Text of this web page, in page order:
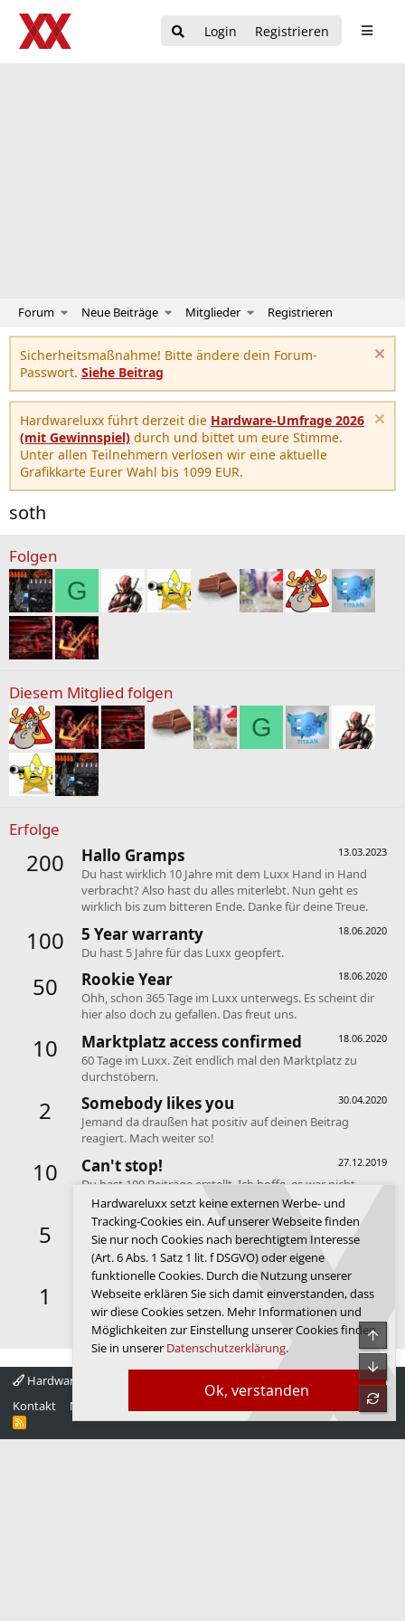
Login Registrieren
Forum Neue Beiträge Mitglieder Registrieren
Sicherheitsmaßnahme! Bitte ändere dein Forum-
Passwort. Siehe Beitrag
Hardwareluxx führt derzeit die Hardware-Umfrage 2026
(mit Gewinnspiel) durch und bittet um eure Stimme.
Unter allen Teilnehmern verlosen wir eine aktuelle
Grafikkarte Eurer Wahl bis 1099 EUR.
soth
Folgen
G
Diesem Mitglied folgen
G
Erfolge
200 13.03.2023
Hallo Gramps
Du hast wirklich 10 Jahre mit dem Luxx Hand in Hand
verbracht? Also hast du alles miterlebt. Nun geht es
wirklich bis zum bitteren Ende. Danke für deine Treue.
100 18.06.2020
5 Year warranty
Du hast 5 Jahre für das Luxx geopfert.
50 18.06.2020
Rookie Year
Ohh, schon 365 Tage im Luxx unterwegs. Es scheint dir
hier also doch zu gefallen. Das freut uns.
10 18.06.2020
Marktplatz access confirmed
60 Tage im Luxx. Zeit endlich mal den Marktplatz zu
durchstöbern.
2 30.04.2020
Somebody likes you
Jemand da draußen hat positiv auf deinen Beitrag
reagiert. Mach weiter so!
10 27.12.2019
Can't stop!
Du hast 100 Beiträge erstellt. Ich hoffe, es war nicht
innerhalb eines Tages! ^^
5 27.12.2019
Keeps coming back
Deine ersten 30 Beiträge. Anscheinend gefällt dir das
Forum.
1 First message
Dein erster Beitrag. Hallo und willkommen im Forum de
Luxx.
Hardwareluxx 4.0
Kontakt
Nutzungsbedingungen Startseite
R
S
Ok, verstanden
Hardwareluxx setzt keine externen Werbe- und
Tracking-Cookies ein. Auf unserer Webseite finden
Sie nur noch Cookies nach berechtigtem Interesse
(Art. 6 Abs. 1 Satz 1 lit. f DSGVO) oder eigene
funktionelle Cookies. Durch die Nutzung unserer
Webseite erklären Sie sich damit einverstanden, dass
wir diese Cookies setzen. Mehr Informationen und
Möglichkeiten zur Einstellung unserer Cookies finden
Sie in unserer Datenschutzerklärung.